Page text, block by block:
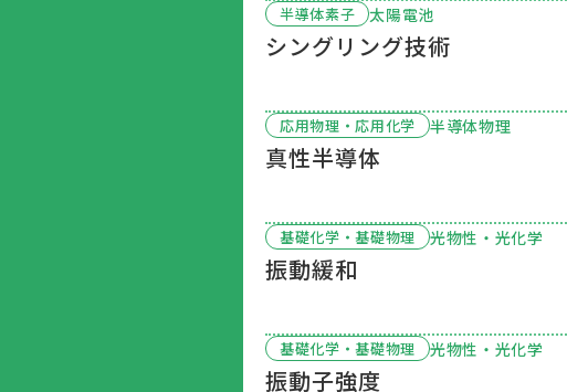
半導体素子 太陽電池
シングリング技術
応用物理・応用化学 半導体物理
真性半導体
基礎化学・基礎物理 光物性・光化学
振動緩和
基礎化学・基礎物理 光物性・光化学
振動子強度